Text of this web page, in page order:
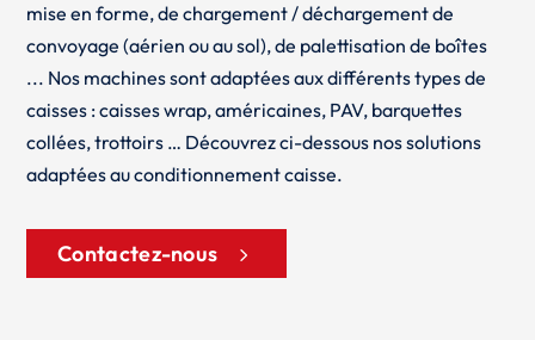
mise en forme, de chargement / déchargement de
convoyage (aérien ou au sol), de palettisation de boîtes
... Nos machines sont adaptées aux différents types de
caisses : caisses wrap, américaines, PAV, barquettes
collées, trottoirs … Découvrez ci-dessous nos solutions
adaptées au conditionnement caisse.
Contactez-nous